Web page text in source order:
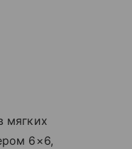
мягких
6×6,